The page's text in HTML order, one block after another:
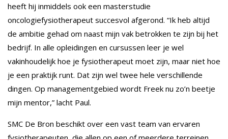
heeft hij inmiddels ook een masterstudie
oncologiefysiotherapeut succesvol afgerond. “Ik heb altijd
de ambitie gehad om naast mijn vak betrokken te zijn bij het
bedrijf. In alle opleidingen en cursussen leer je wel
vakinhoudelijk hoe je fysiotherapeut moet zijn, maar niet hoe
je een praktijk runt. Dat zijn wel twee hele verschillende
dingen. Op managementgebied wordt Freek nu zo’n beetje
mijn mentor,” lacht Paul.
SMC De Bron beschikt over een vast team van ervaren